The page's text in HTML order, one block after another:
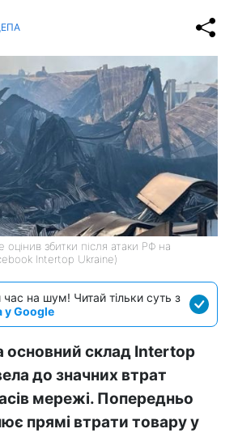
збитки після атаки РФ на
Intertop Ukraine)
на шум! Читай тільки суть з
у Google
основний склад Intertop
до значних втрат
мережі. Попередньо
прямі втрати товару у